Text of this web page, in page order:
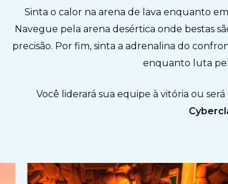
Sinta o calor na arena de lava enquanto
Navegue pela arena desértica onde bestas
precisão. Por fim, sinta a adrenalina do
enquanto luta
Você liderará sua equipe à vitória ou